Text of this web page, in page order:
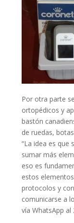
Por otra parte
ortopédicos y
bastón
de ruedas,
“La idea es que
sumar más
eso es
estos
protocolos y
comunicarse a
vía WhatsApp al